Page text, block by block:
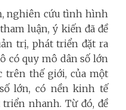
nghiên cứu tình hình
luận, ý kiến đã đề
trị, phát triển đặt ra
có quy mô dân số lớn
trên thế giới, của một
lớn, có nền kinh tế
nhanh. Từ đó, đề